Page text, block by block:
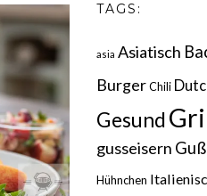
TAGS:
asia Asiatisch
Burger Chili
Gesund
gusseisern
Hühnchen